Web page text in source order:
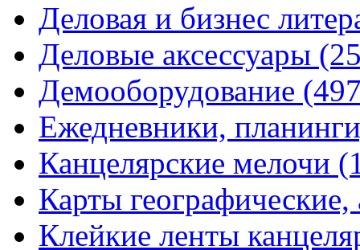
Деловая и бизнес
Деловые аксессуары
Демооборудование
Ежедневники,
Канцелярские мелочи
Карты
Клейкие ленты